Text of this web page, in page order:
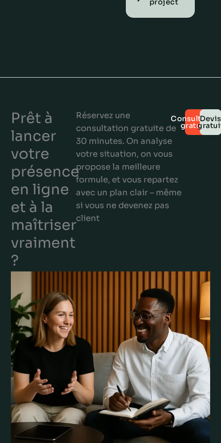
project
Prêt à
lancer
votre
présence
en ligne
et à la
maîtriser
vraiment
?
Réservez une
consultation gratuite de
30 minutes. On analyse
votre situation, on vous
propose la meilleure
formule, et vous repartez
avec un plan clair – même
si vous ne devenez pas
client
Consultation
gratuite
Devis